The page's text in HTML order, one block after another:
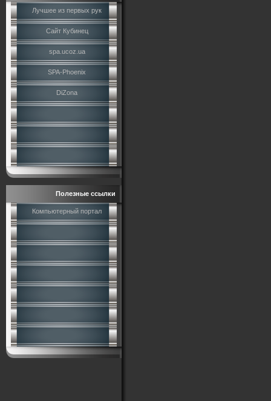
Лучшее из первых рук
Сайт Кубинец
spa.ucoz.ua
SPA-Phoenix
DiZona
Полезные ссылки
Компьютерный портал